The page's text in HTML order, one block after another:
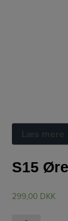
Øreringe
S15
299,00 DKK